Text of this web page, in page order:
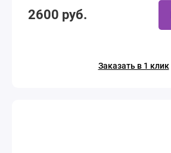
2600 руб.
Заказать в 1 клик